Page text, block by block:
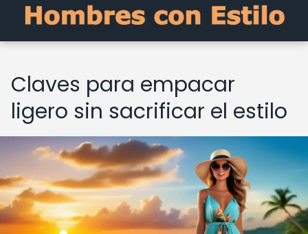
Claves para empacar
ligero sin sacrificar el estilo